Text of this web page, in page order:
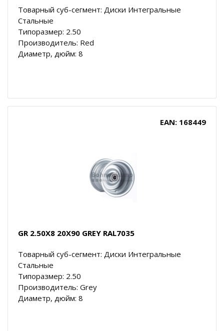
Товарный суб-сегмент: Диски Интегральные
Стальные
Типоразмер: 2.50
Производитель: Red
Диаметр, дюйм: 8
EAN: 168449
GR 2.50X8 20X90 GREY RAL7035
Товарный суб-сегмент: Диски Интегральные
Стальные
Типоразмер: 2.50
Производитель: Grey
Диаметр, дюйм: 8